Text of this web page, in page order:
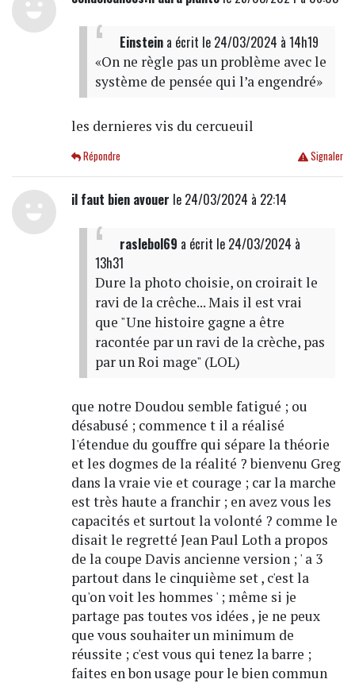
Einsteina écrit le 24/03/2024 à 14h19
«On ne règle pas un problème avec le
système de pensée qui l’a engendré»
les dernieres vis du cercueuil
Signaler
Répondre
il faut bien avouer le 24/03/2024 à 22:14
raslebol69 a écrit le 24/03/2024 à
13h31
Dure la photo choisie, on croirait le
ravi de la crêche... Mais il est vrai
que "Une histoire gagne a être
racontée par un ravi de la crèche, pas
par un Roi mage" (LOL)
que notre Doudou semble fatigué ; ou
désabusé ; commence t il a réalisé
l'étendue du gouffre qui sépare la théorie
et les dogmes de la réalité ? bienvenu Greg
dans la vraie vie et courage ; car la marche
est très haute a franchir ; en avez vous les
capacités et surtout la volonté ? comme le
disait le regretté Jean Paul Loth a propos
de la coupe Davis ancienne version ; ' a 3
partout dans le cinquième set , c'est la
qu'on voit les hommes ' ; même si je
partage pas toutes vos idées , je ne peux
que vous souhaiter un minimum de
réussite ; c'est vous qui tenez la barre ;
faites en bon usage pour le bien commun